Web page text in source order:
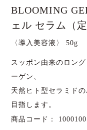
BLOOMING
ェル セラム（
〈導入美容液〉 50g
スッポン由来のロン
ーゲン、
天然ヒト型セラミド
目指します。
商品コード：